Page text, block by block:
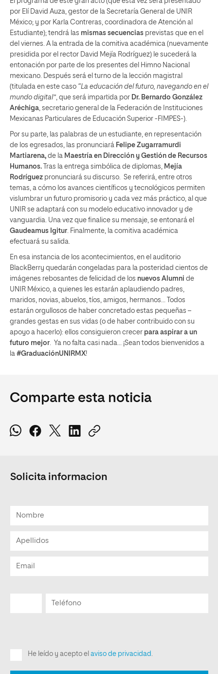
por Elí David Auza, gestor de la Secretaría General de UNIR
México; y por Karla Contreras, coordinadora de Atención al
Estudiante); tendrá las mismas secuencias previstas que en el
del viernes. A la entrada de la comitiva académica (nuevamente
presidida por el rector David Mejía Rodríguez) le sucederá la
entonación por parte de los presentes del Himno Nacional
mexicano. Después será el turno de la lección magistral
(titulada en este caso “La educación del futuro, navegando en el
mundo digital” , que será impartida por Dr. Bernardo González
Aréchiga , secretario general de la Federación de Instituciones
Mexicanas Particulares de Educación Superior -FIMPES-).
Por su parte, las palabras de un estudiante, en representación
de los egresados, las pronunciará Felipe Zugarramurdi
Martiarena, de la Maestría en Dirección y Gestión de Recursos
Humanos. Tras la entrega simbólica de diplomas,
Mejía
Rodríguez pronunciará su discurso. Se referirá, entre otros
temas, a cómo los avances científicos y tecnológicos permiten
vislumbrar un futuro promisorio y cada vez más práctico, al que
UNIR se adaptará con su modelo educativo innovador y de
vanguardia. Una vez que finalice su mensaje, se entonará el
Gaudeamus Igitur . Finalmente, la comitiva académica
efectuará su salida.
En esa instancia de los acontecimientos, en el auditorio
BlackBerry quedarán congeladas para la posteridad cientos de
imágenes rebosantes de felicidad de los nuevos Alumni de
UNIR México, a quienes les estarán aplaudiendo padres,
maridos, novias, abuelos, tíos, amigos, hermanos… Todos
estarán orgullosos de haber concretado estas pequeñas –
grandes gestas en sus vidas (o de haber contribuido con su
apoyo a hacerlo): ellos consiguieron crecer para aspirar a un
futuro mejor . Ya no falta casi nada… ¡Sean todos bienvenidos a
la #GraduaciónUNIRMX!
Comparte esta noticia
Solicita informacion